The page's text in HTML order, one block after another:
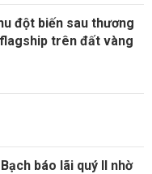
đột biến sau thương
trên đất vàng
báo lãi quý II nhờ